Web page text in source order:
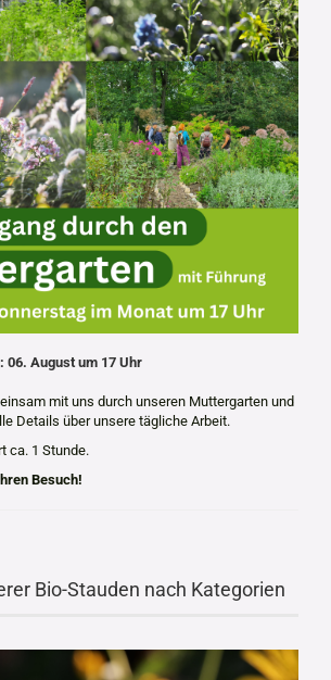
06. August um 17 Uhr
mit uns durch unseren Muttergarten und
Details über unsere tägliche Arbeit.
ca. 1 Stunde.
Besuch!
Bio-Stauden nach Kategorien